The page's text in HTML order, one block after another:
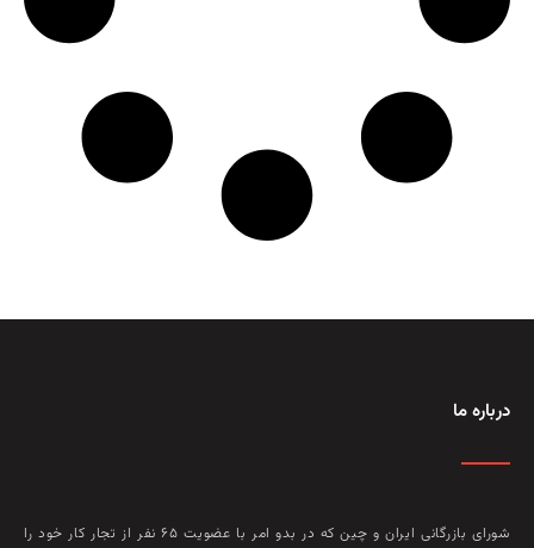
درباره ما
شورای بازرگانی ایران و چین که در بدو امر با عضويت ۶۵ نفر از تجار کار خود را